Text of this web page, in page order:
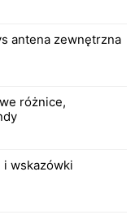
antena zewnętrzna
różnice,
i wskazówki